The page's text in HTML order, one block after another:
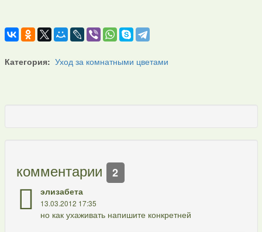
Категория: Уход за комнатными цветами
комментарии 2
элизабета
13.03.2012 17:35
но как ухаживать напишите конкретней